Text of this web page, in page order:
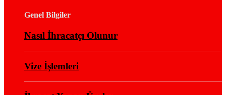
Genel Bilgiler
Nasıl İhracatçı Olunur
Vize İşlemleri